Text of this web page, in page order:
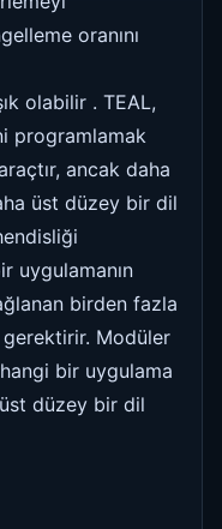
oranını
olabilir . TEAL,
programlamak
ancak daha
üst düzey bir dil
uygulamanın
birden fazla
Modüler
bir uygulama
düzey bir dil